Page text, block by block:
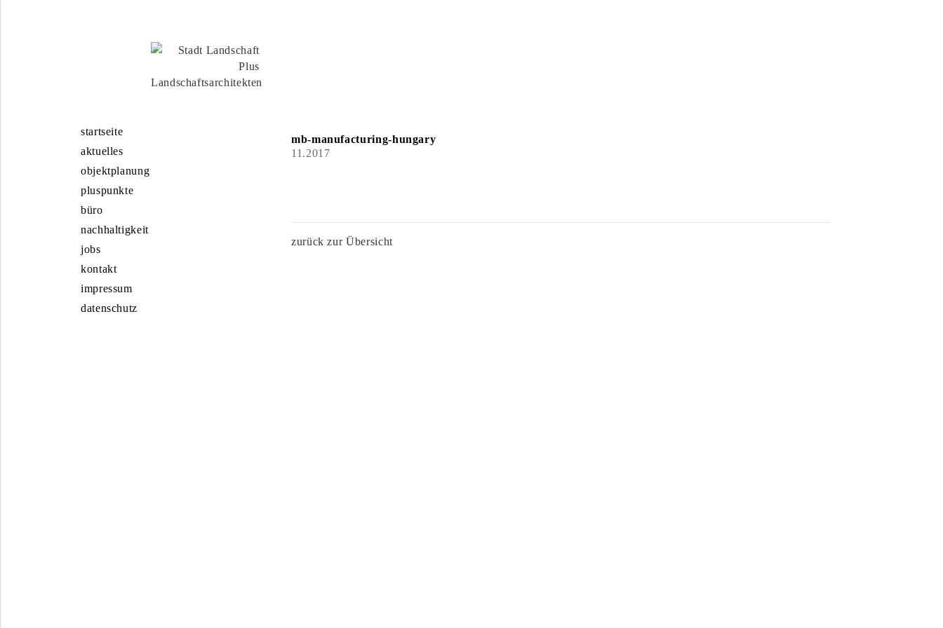
startseite
aktuelles
objektplanung
pluspunkte
büro
nachhaltigkeit
jobs
kontakt
impressum
datenschutz
mb-manufacturing-hungary
11.2017
zurück zur Übersicht